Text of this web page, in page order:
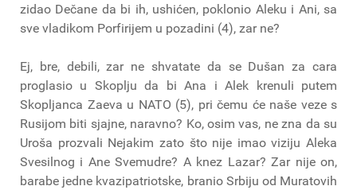
zidao Dečane da bi ih, ushićen, poklonio Aleku i Ani, sa
sve vladikom Porfirijem u pozadini (4), zar ne?
Ej, bre, debili, zar ne shvatate da se Dušan za cara
proglasio u Skoplju da bi Ana i Alek krenuli putem
Skopljanca Zaeva u NATO (5), pri čemu će naše veze s
Rusijom biti sjajne, naravno? Ko, osim vas, ne zna da su
Uroša prozvali Nejakim zato što nije imao viziju Aleka
Svesilnog i Ane Svemudre? A knez Lazar? Zar nije on,
barabe jedne kvazipatriotske, branio Srbiju od Muratovih